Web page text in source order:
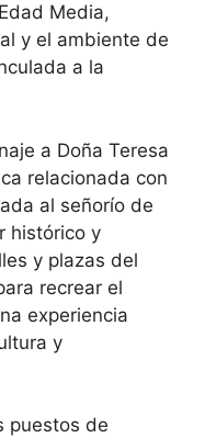
Media,
y el ambiente de
a la
a Doña Teresa
relacionada con
al señorío de
histórico y
y plazas del
recrear el
experiencia
y
puestos de